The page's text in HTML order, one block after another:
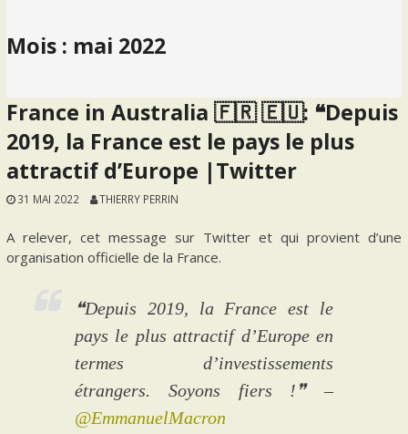
Mois : mai 2022
France in Australia 🇫🇷 🇪🇺: ❝Depuis
2019, la France est le pays le plus
attractif d’Europe |Twitter
31 MAI 2022 THIERRY PERRIN
A relever, cet message sur Twitter et qui provient d’une
organisation officielle de la France.
❝Depuis 2019, la France est le
pays le plus attractif d’Europe en
termes d’investissements
étrangers. Soyons fiers !❞ –
@EmmanuelMacron